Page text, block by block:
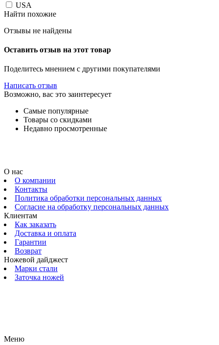
USA
Найти похожие
Отзывы не найдены
Оставить отзыв на этот товар
Поделитесь мнением с другими покупателями
Написать отзыв
Возможно, вас это заинтересует
Самые популярные
Товары со скидками
Недавно просмотренные
О нас
О компании
Контакты
Политика обработки персональных данных
Согласие на обработку персональных данных
Клиентам
Как заказать
Доставка и оплата
Гарантии
Возврат
Ножевой дайджест
Марки стали
Заточка ножей
Меню